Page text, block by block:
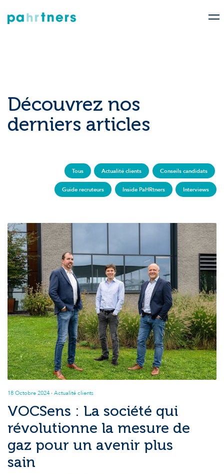
Découvrez nos
derniers articles
Tous Actualité clients Conseils candidats
Guide recruteurs Inside PaHRtners Interviews
18 Octobre 2024 · Actualité clients
VOCSens : La société qui
révolutionne la mesure de
gaz pour un avenir plus
sain